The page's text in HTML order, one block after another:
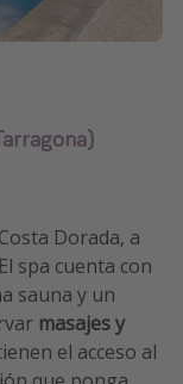
Dorada, a
spa cuenta con
sauna y un
masajesy
el acceso al